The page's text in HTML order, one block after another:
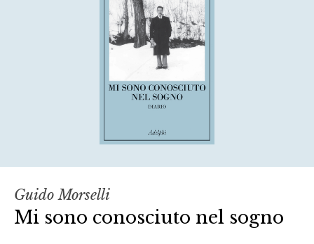
Guido Morselli
Mi sono conosciuto nel sogno